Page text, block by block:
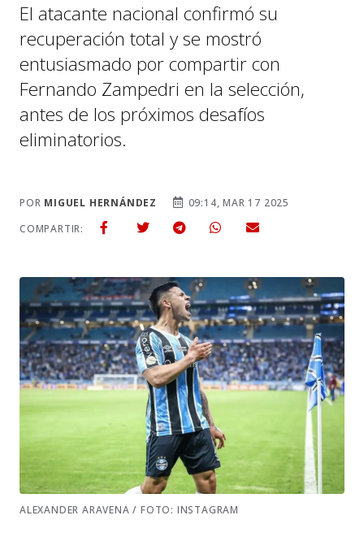
El atacante nacional confirmó su
recuperación total y se mostró
entusiasmado por compartir con
Fernando Zampedri en la selección,
antes de los próximos desafíos
eliminatorios.
POR MIGUEL HERNÁNDEZ
09:14, MAR 17 2025
COMPARTIR:
ALEXANDER ARAVENA / FOTO: INSTAGRAM